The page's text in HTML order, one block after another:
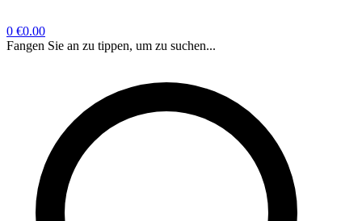
0 €0.00
Fangen Sie an zu tippen, um zu suchen...